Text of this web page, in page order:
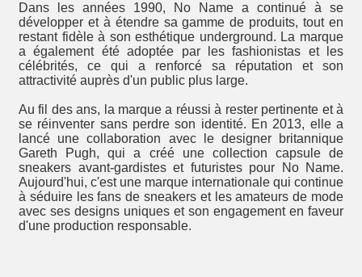
Dans les années 1990, No Name a continué à se
développer et à étendre sa gamme de produits, tout en
restant fidèle à son esthétique underground. La marque
a également été adoptée par les fashionistas et les
célébrités, ce qui a renforcé sa réputation et son
attractivité auprès d'un public plus large.
Au fil des ans, la marque a réussi à rester pertinente et à
se réinventer sans perdre son identité. En 2013, elle a
lancé une collaboration avec le designer britannique
Gareth Pugh, qui a créé une collection capsule de
sneakers avant-gardistes et futuristes pour No Name.
Aujourd'hui, c'est une marque internationale qui continue
à séduire les fans de sneakers et les amateurs de mode
avec ses designs uniques et son engagement en faveur
d'une production responsable.